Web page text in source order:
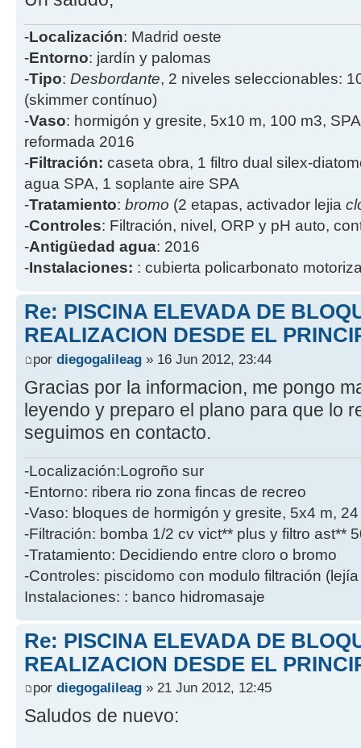
-Localización: Madrid oeste
-Entorno: jardín y palomas
-Tipo: Desbordante, 2 niveles seleccionables:
(skimmer contínuo)
-Vaso: hormigón y gresite, 5x10 m, 100 m3,
reformada 2016
-Filtración: caseta obra, 1 filtro dual silex-
agua SPA, 1 soplante aire SPA
-Tratamiento: bromo (2 etapas, activador lejia
-Controles: Filtración, nivel, ORP y pH auto,
-Antigüedad agua: 2016
-Instalaciones: : cubierta policarbonato
Re: PISCINA ELEVADA DE
REALIZACION DESDE EL
por diegogalileag » 16 Jun 2012, 23:44
Gracias por la informacion, me pongo
leyendo y preparo el plano para que lo
seguimos en contacto.
-Localización:Logroño sur
-Entorno: ribera rio zona fincas de recreo
-Vaso: bloques de hormigón y gresite, 5x4 m,
-Filtración: bomba 1/2 cv vict** plus y filtro ast**
-Tratamiento: Decidiendo entre cloro o bromo
-Controles: piscidomo con modulo filtración
Instalaciones: : banco hidromasaje
Re: PISCINA ELEVADA DE
REALIZACION DESDE EL
por diegogalileag » 21 Jun 2012, 12:45
Saludos de nuevo: